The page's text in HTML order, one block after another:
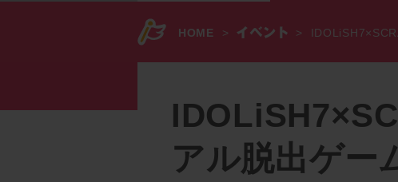
HOME > >
アル脱出ゲー